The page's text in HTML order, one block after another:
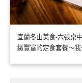
宜蘭冬山美食-六張桌
緻豐富的定食套餐～我